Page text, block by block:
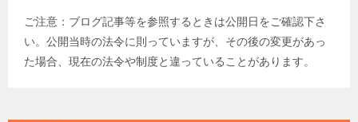
ご注意：ブログ記事等を参照するときは公開日をご確認下さ
い。公開当時の法令に則っていますが、その後の変更があっ
た場合、現在の法令や制度と違っていることがあります。